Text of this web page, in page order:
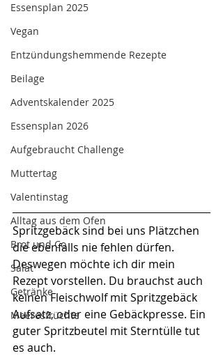
Essensplan 2025
Vegan
Entzündungshemmende Rezepte
Beilage
Adventskalender 2025
Essensplan 2026
Aufgebraucht Challenge
Muttertag
Valentinstag
Alltag aus dem Ofen
Brot und Co
Salat
Getränke
Meeresfrüchte
Spritzgebäck sind bei uns Plätzchen
die ebenfalls nie fehlen dürfen.
Deswegen möchte ich dir mein
Rezept vorstellen. Du brauchst auch
keinen Fleischwolf mit Spritzgebäck
Aufsatz, oder eine Gebäckpresse. Ein
guter Spritzbeutel mit Sterntülle tut
es auch.